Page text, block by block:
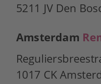
5211 JV Den
Amsterdam
1017 CK